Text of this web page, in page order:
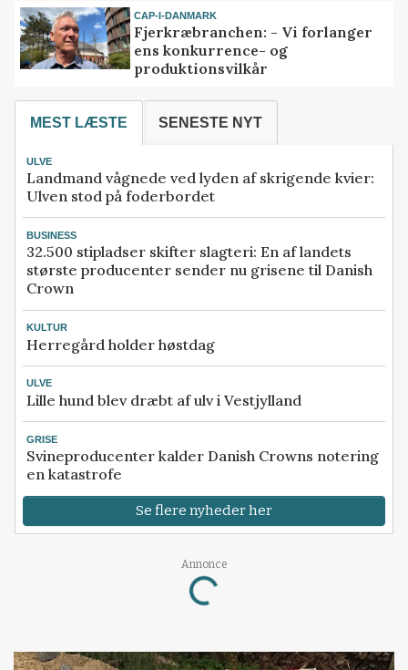
CAP-I-DANMARK
Fjerkræbranchen: - Vi forlanger
ens konkurrence- og
produktionsvilkår
MEST LÆSTE SENESTE NYT
ULVE
Landmand vågnede ved lyden af skrigende kvier:
Ulven stod på foderbordet
BUSINESS
32.500 stipladser skifter slagteri: En af landets
største producenter sender nu grisene til Danish
Crown
KULTUR
Herregård holder høstdag
ULVE
Lille hund blev dræbt af ulv i Vestjylland
GRISE
Svineproducenter kalder Danish Crowns notering
en katastrofe
Se flere nyheder her
Annonce
Loading...